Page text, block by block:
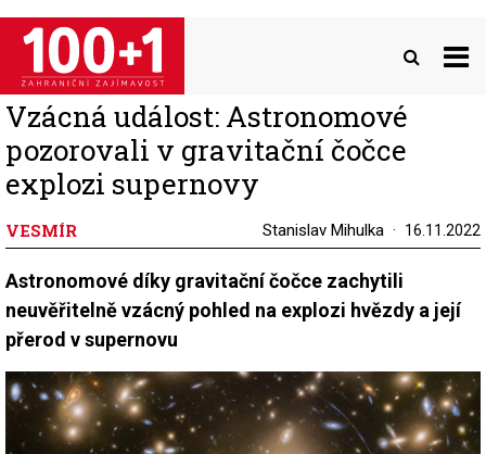
Přejít
hlavnímu
obsahu
Vzácná událost: Astronomové
pozorovali v gravitační čočce
explozi supernovy
VESMÍR Stanislav Mihulka 16.11.2022
Astronomové díky gravitační čočce zachytili
neuvěřitelně vzácný pohled na explozi hvězdy a její
přerod v supernovu